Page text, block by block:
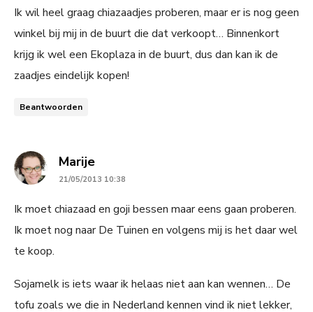
Ik wil heel graag chiazaadjes proberen, maar er is nog geen
winkel bij mij in de buurt die dat verkoopt… Binnenkort
krijg ik wel een Ekoplaza in de buurt, dus dan kan ik de
zaadjes eindelijk kopen!
Beantwoorden
Marijesays:
21/05/2013 10:38
Ik moet chiazaad en goji bessen maar eens gaan proberen.
Ik moet nog naar De Tuinen en volgens mij is het daar wel
te koop.
Sojamelk is iets waar ik helaas niet aan kan wennen… De
tofu zoals we die in Nederland kennen vind ik niet lekker,